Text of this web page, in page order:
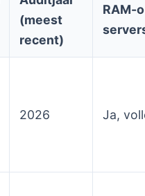
(meest
recent)
RAM-
2026 Ja,